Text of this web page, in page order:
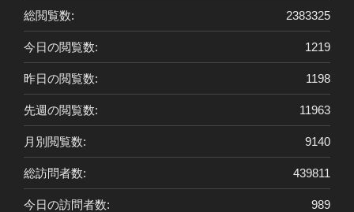
2383325
総閲覧数:
1219
今日の閲覧数:
1198
昨日の閲覧数:
11963
先週の閲覧数:
9140
月別閲覧数:
439811
総訪問者数:
989
今日の訪問者数: